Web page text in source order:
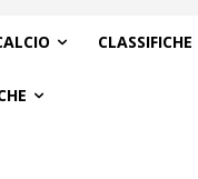
CLASSIFICHE